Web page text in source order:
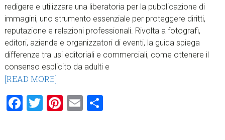
redigere e utilizzare una liberatoria per la pubblicazione di
immagini, uno strumento essenziale per proteggere diritti,
reputazione e relazioni professionali. Rivolta a fotografi,
editori, aziende e organizzatori di eventi, la guida spiega
differenze tra usi editoriali e commerciali, come ottenere il
consenso esplicito da adulti e
[READ MORE]
Facebook
Twitter
Pinterest
EmailCondividi